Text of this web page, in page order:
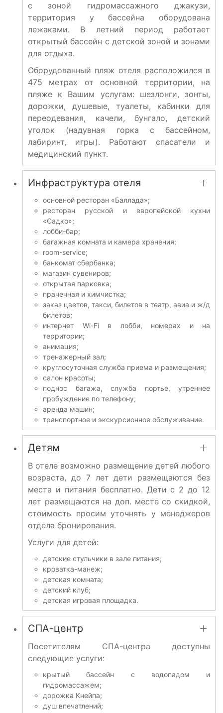
с зоной гидромассажного джакузи,
территория у бассейна оборудована
лежаками. В летний период работает
открытый бассейн с детской зоной и зонами
для отдыха.
Оборудованный пляж отеля расположился в
475 метрах от основной территории, на
пляже к Вашим услугам: шезлонги, зонты,
дорожки, душевые, туалеты, кабинки для
переодевания, качели, бунгало, детский
уголок (надувная горка с бассейном,
лабиринт, игры). Работают спасатели и
медицинский пункт.
Инфраструктура отеля
основной ресторан «Баллада»;
ресторан русской и европейской кухни
«Садко»;
лобби-бар;
багажная комната и камера хранения;
room-service;
банкомат сбербанка;
магазин сувениров;
открытая парковка;
прачечная и химчистка;
заказ цветов, такси, билетов в театр, авиа и ж/д
билетов;
интернет Wi-Fi в лобби, номерах и на
территории;
анимация;
тренажерный зал;
круглосуточная служба приема и размещения;
салон красоты;
поднос багажа, служба портье, утреннее
пробуждение по телефону;
аренда машин;
транспортное и экскурсионное обслуживание.
Детям
В отеле возможно размещение детей любого
возраста, до 7 лет дети размещаются без
места и питания бесплатно. Дети с 2 до 12
лет размещаются на доп. месте со скидкой,
стоимость просим уточнять у менеджеров
отдела бронирования.
Услуги для детей:
детские стульчики в зале питания;
кроватка-манеж;
детская комната;
детский клуб;
детская игровая площадка.
СПА-центр
Посетителям СПА-центра доступны
следующие услуги:
крытый бассейн с водопадом и
гидромассажем;
дорожка Кнейпа;
душ впечатлений;